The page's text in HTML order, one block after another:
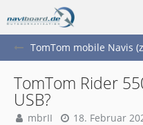
TomTom mobile Navis
TomTom Rider
USB?
mbrII 18. Februar